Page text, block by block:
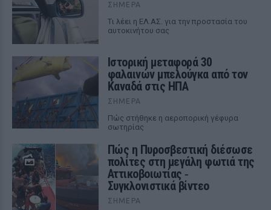
ΣΉΜΕΡΑ
Tι λέει η ΕΛ.ΑΣ. για την προστασία του
αυτοκινήτου σας
Ιστορική μεταφορά 30
φαλαινών μπελούγκα από τον
Καναδά στις ΗΠΑ
ΣΉΜΕΡΑ
Πώς στήθηκε η αεροπορική γέφυρα
σωτηρίας
Πώς η Πυροσβεστική διέσωσε
πολίτες στη μεγάλη φωτιά της
Αττικοβοιωτίας ‑
Συγκλονιστικά βίντεο
ΣΉΜΕΡΑ